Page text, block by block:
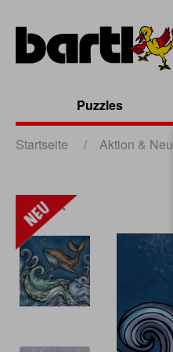
Puzzles
Startseite / Aktion & Neu